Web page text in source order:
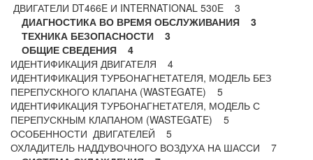
ДВИГАТЕЛИ DT466E И INTERNATIONAL 530E 3
ДИАГНОСТИКА ВО ВРЕМЯ ОБСЛУЖИВАНИЯ 3
ТЕХНИКА БЕЗОПАСНОСТИ 3
ОБЩИЕ СВЕДЕНИЯ 4
ИДЕНТИФИКАЦИЯ ДВИГАТЕЛЯ 4
ИДЕНТИФИКАЦИЯ ТУРБОНАГНЕТАТЕЛЯ, МОДЕЛЬ БЕЗ
ПЕРЕПУСКНОГО КЛАПАНА (WASTEGATE) 5
ИДЕНТИФИКАЦИЯ ТУРБОНАГНЕТАТЕЛЯ, МОДЕЛЬ С
ПЕРЕПУСКНЫМ КЛАПАНОМ (WASTEGATE) 5
ОСОБЕННОСТИ ДВИГАТЕЛЕЙ 5
ОХЛАДИТЕЛЬ НАДДУВОЧНОГО ВОЗДУХА НА ШАССИ 7